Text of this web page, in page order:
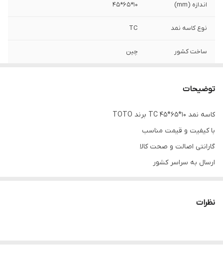
اندازه (mm) 10*65*45
نوع کاسه نمد TC
ساخت کشور چین
توضیحات
کاسه نمد 10*65*45 TC برند TOTO
با کیفیت و قیمت مناسب
گارانتی اصالت و صحت کالا
ارسال به سراسر کشور
نظرات